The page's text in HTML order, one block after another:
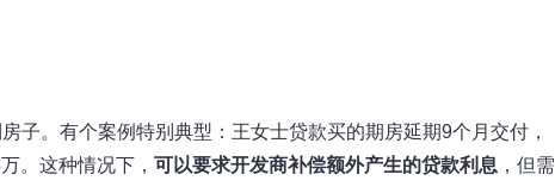
子。有个案例特别典型：王女士贷款买的期房延期9个月交付，
。这种情况下， 可以要求开发商补偿额外产生的贷款利息 ，但需